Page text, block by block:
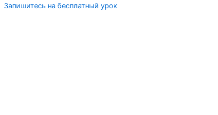
Запишитесь на бесплатный урок